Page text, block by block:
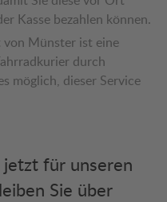
Kasse bezahlen können.
von Münster ist eine
durch
möglich, dieser Service
jetzt für unseren
Sie über